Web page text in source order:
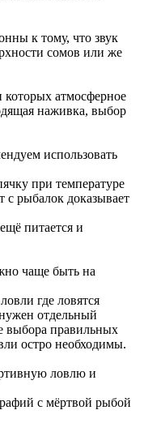
к тому, что звук
сомов или же
атмосферное
наживка, выбор
использовать
при температуре
рыбалок доказывает
питается и
чаще быть на
где ловятся
отдельный
выбора правильных
остро необходимы.
ловлю и
с мёртвой рыбой